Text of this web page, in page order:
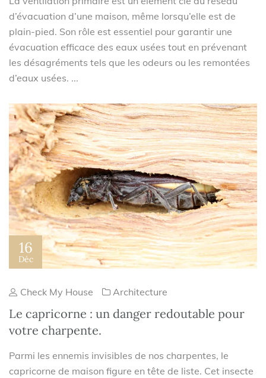
d’évacuation d’une maison, même lorsqu’elle est de
plain-pied. Son rôle est essentiel pour garantir une
évacuation efficace des eaux usées tout en prévenant
les désagréments tels que les odeurs ou les remontées
d’eaux usées. ...
16
Déc
Check My House Architecture
Le capricorne : un danger redoutable pour
votre charpente.
Parmi les ennemis invisibles de nos charpentes, le
capricorne de maison figure en tête de liste. Cet insecte